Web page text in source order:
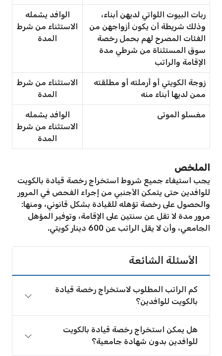
ربات البيوت اللواتي لديهن أبناء،
وذلك شريطة أن يكون أزواجهن من
الفئات المصرح لهم بحمل رخصة
سوق المستثناة من شرطي مدة
الإقامة والراتب
الوافد يشمله
الاستثناء من شرط
المدة
زوجة الكويتي أو أرملته أو مطلقته
ممن لديها أبناء منه
الاستثناء من شرط
المدة
مغسلو الموتى
الوافد يشمله
الاستثناء من شرط
المدة
الملخص
يجب استيفاء جميع شروط استخراج رخصة قيادة بالكويت
للوافدين حتى يتمكن الأجنبي من إجراء الفحص في المرور
والحصول على رخصة تؤهله للقيادة بشكل قانوني، ومنها:
مرور مدة لا تقل عن سنتين على الإقامة، وتوفير المؤهل
الجامعي، وأن لا يقل الراتب عن 600 دينار كويتي.
الأسئلة الشائعة
كم الراتب المطلوب لاستخراج رخصة قيادة
بالكويت للوافدين؟
هل يمكن استخراج رخصة قيادة بالكويت
للوافدين بدون شهادة جامعية؟